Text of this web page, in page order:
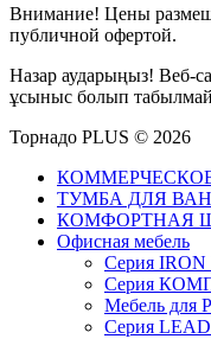
Внимание! Цены
публичной офертой.
Назар аударыңыз! Веб-
ұсыныс болып
Торнадо PLUS © 2026
КОММЕРЧЕСКОЕ
ТУМБА ДЛЯ
КОМФОРТНАЯ
Офисная мебель
Серия
Серия
Мебель
Серия